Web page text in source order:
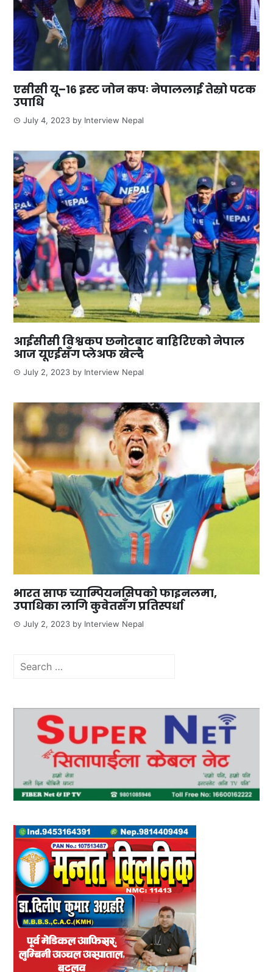
एसीसी यू–१६ इस्ट जोन कपः नेपाललाई तेस्रो पटक
उपाधि
July 4, 2023 by Interview Nepal
आईसीसी विश्वकप छनोटबाट बाहिरिएको नेपाल
आज यूएईसँग प्लेअफ खेल्दै
July 2, 2023 by Interview Nepal
भारत साफ च्याम्पियनसिपको फाइनलमा,
उपाधिका लागि कुवेतसँग प्रतिस्पर्धा
July 2, 2023 by Interview Nepal
Search